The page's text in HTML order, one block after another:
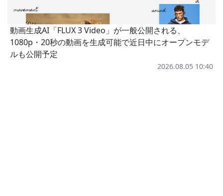
動画生成AI「FLUX 3 Video」が一般公開される、
1080p・20秒の動画を生成可能で近日中にオープンモデ
ルも公開予定
2026.08.05 10:40